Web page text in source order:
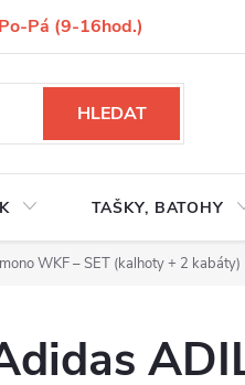
Pá (9-16hod.)
ODSTOUPENÍ OD KUPNÍ
HLEDAT
TAŠKY, BATOHY
WKF – SET (kalhoty + 2 kabáty)